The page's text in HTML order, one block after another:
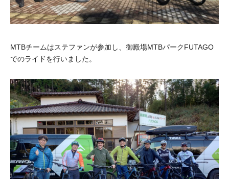
MTBチームはステファンが参加し、御殿場MTBパークFUTAGO
でのライドを行いました。